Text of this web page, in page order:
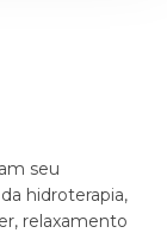
seu
hidroterapia,
relaxamento